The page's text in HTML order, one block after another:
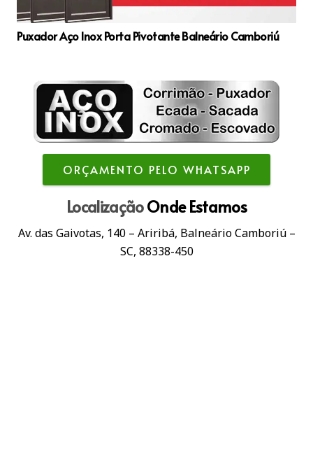
Puxador Aço Inox Porta Pivotante Balneário Camboriú
ORÇAMENTO PELO WHATSAPP
LocalizaçãoOnde Estamos
Av. das Gaivotas, 140 – Ariribá, Balneário Camboriú –
SC, 88338-450